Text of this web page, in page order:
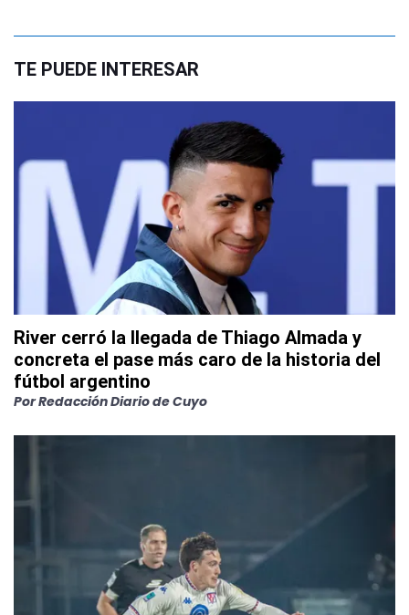
TE PUEDE INTERESAR
River cerró la llegada de Thiago Almada y
concreta el pase más caro de la historia del
fútbol argentino
PorRedacción Diario de Cuyo